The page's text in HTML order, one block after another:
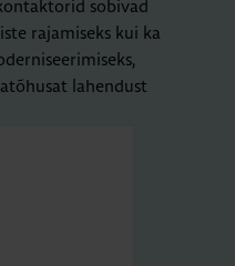
sobivad
rajamiseks kui ka
lahendust